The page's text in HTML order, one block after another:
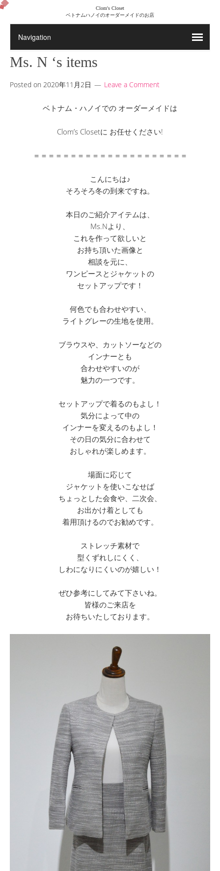
Clom's Closet
ベトナムハノイのオーダーメイドのお店
Ms. N ‘s items
Posted on 2020年11月2日 Leave a Comment
ベトナム・ハノイでの オーダーメイドは
Clom’s Closetに お任せください!
＝＝＝＝＝＝＝＝＝＝＝＝＝＝＝＝＝＝＝＝＝
こんにちは♪
そろそろ冬の到来ですね。
本日のご紹介アイテムは、
Ms.Nより、
これを作って欲しいと
お持ち頂いた画像と
相談を元に、
ワンピースとジャケットの
セットアップです！
何色でも合わせやすい、
ライトグレーの生地を使用。
ブラウスや、カットソーなどの
インナーとも
合わせやすいのが
魅力の一つです。
セットアップで着るのもよし！
気分によって中の
インナーを変えるのもよし！
その日の気分に合わせて
おしゃれが楽しめます。
場面に応じて
ジャケットを使いこなせば
ちょっとした会食や、二次会、
お出かけ着としても
着用頂けるのでお勧めです。
ストレッチ素材で
型くずれしにくく、
しわになりにくいのが嬉しい！
ぜひ参考にしてみて下さいね。
皆様のご来店を
お待ちいたしております。